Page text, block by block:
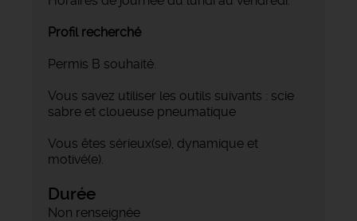
Profil recherché
Permis B souhaité.
Vous savez utiliser les outils suivants : scie
sabre et cloueuse pneumatique
Vous êtes sérieux(se), dynamique et
motivé(e).
Durée
Non renseignée